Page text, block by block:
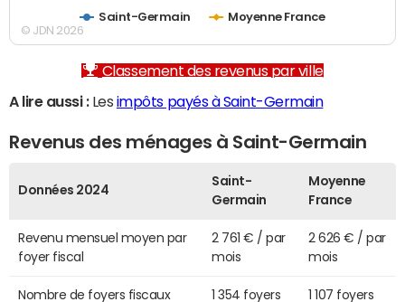
Saint-Germain Moyenne France
© JDN 2026
Classement des revenus par ville
A lire aussi :Les impôts payés à Saint-Germain
Revenus des ménages à Saint-Germain
Données 2024
Saint-
Germain
Moyenne
France
Revenu mensuel moyen par
foyer fiscal
2 761 € / par
mois
2 626 € / par
mois
Nombre de foyers fiscaux 1 354 foyers 1 107 foyers